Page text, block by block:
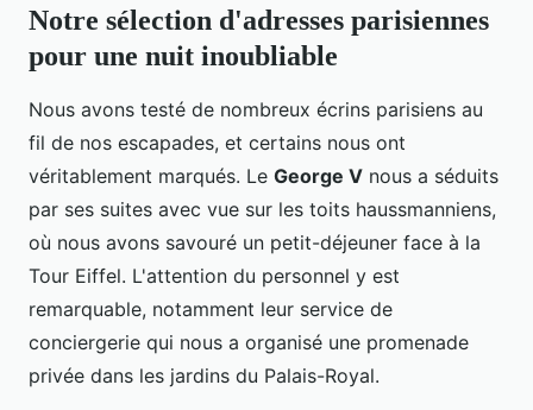
Notre sélection d'adresses parisiennes
pour une nuit inoubliable
Nous avons testé de nombreux écrins parisiens au
fil de nos escapades, et certains nous ont
véritablement marqués. Le George V nous a séduits
par ses suites avec vue sur les toits haussmanniens,
où nous avons savouré un petit-déjeuner face à la
Tour Eiffel. L'attention du personnel y est
remarquable, notamment leur service de
conciergerie qui nous a organisé une promenade
privée dans les jardins du Palais-Royal.